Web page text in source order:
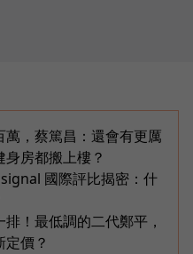
，蔡篤昌：還會有更厲
房都搬上樓？
國際評比揭密：什
！最低調的二代鄭平，
價？